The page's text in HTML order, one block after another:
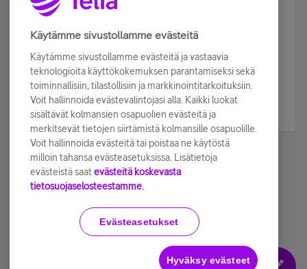
Älä jää paitsi – osallistu ja voita!
Tilaa Telian uutiskirje ja olet mukana arvonnassa.
sähköpostiisi.
Tilaa nyt
Käyttöehdot Accessibility statement
Käytämme sivustollamme evästeitä
Käytämme sivustollamme evästeitä ja vastaavia
teknologioita käyttökokemuksen parantamiseksi sekä
toiminnallisiin, tilastollisiin ja markkinointitarkoituksiin.
Voit hallinnoida evästevalintojasi alla. Kaikki luokat
sisältävät kolmansien osapuolien evästeitä ja
merkitsevät tietojen siirtämistä kolmansille osapuolille.
Voit hallinnoida evästeitä tai poistaa ne käytöstä
milloin tahansa evästeasetuksissa. Lisätietoja
evästeistä saat evästeitä koskevasta
tietosuojaselosteestamme.
Evästeasetukset
Hyväksy evästeet